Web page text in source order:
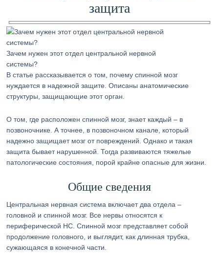
защита
Зачем нужен этот отдел центральной нервной
системы?
В статье рассказывается о том, почему спинной мозг
нуждается в надежной защите. Описаны анатомические
структуры, защищающие этот орган.
О том, где расположен спинной мозг, знает каждый – в
позвоночнике. А точнее, в позвоночном канале, который
надежно защищает мозг от повреждений. Однако и такая
защита бывает нарушенной. Тогда развиваются тяжелые
патологические состояния, порой крайне опасные для жизни.
Общие сведения
Центральная нервная система включает два отдела –
головной и спинной мозг. Все нервы относятся к
периферической НС. Спинной мозг представляет собой
продолжение головного, и выглядит, как длинная трубка,
сужающаяся в конечной части.